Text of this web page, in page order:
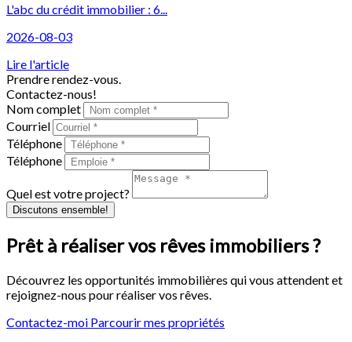
L'abc du crédit immobilier : 6...
2026-08-03
Lire l'article
Prendre rendez-vous.
Contactez-nous!
Nom complet
Courriel
Téléphone
Téléphone
Quel est votre project?
Discutons ensemble!
Prêt à réaliser vos rêves immobiliers ?
Découvrez les opportunités immobilières qui vous attendent et
rejoignez-nous pour réaliser vos rêves.
Contactez-moi Parcourir mes propriétés